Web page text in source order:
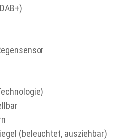
(beleuchtet, ausziehbar)